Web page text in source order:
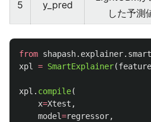
5 y_pred
した予測
from
xpl = SmartExplainer(
xpl . compile(
x=Xtest ,
model=regressor,